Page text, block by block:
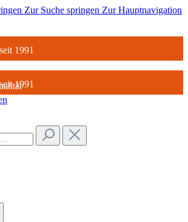
Zur Suche springen Zur Hauptnavigation
1991
1991